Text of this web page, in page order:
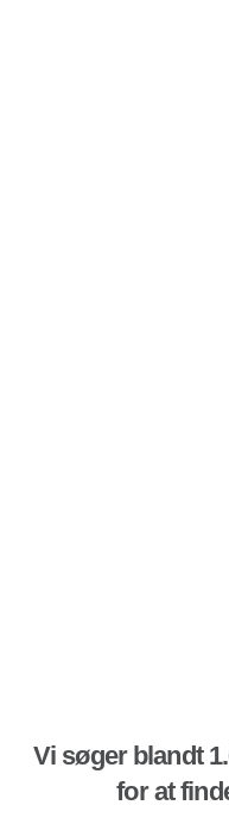
Vi søger blandt
for at